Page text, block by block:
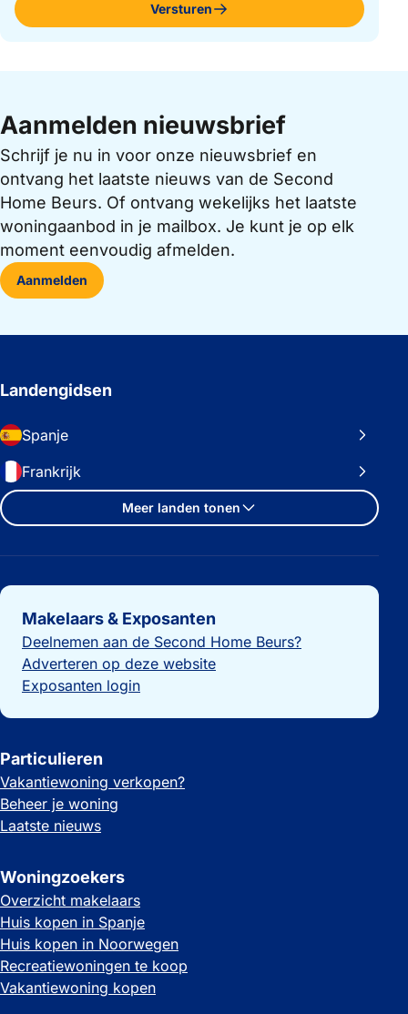
Versturen
Aanmelden nieuwsbrief
Schrijf je nu in voor onze nieuwsbrief en
ontvang het laatste nieuws van de Second
Home Beurs. Of ontvang wekelijks het laatste
woningaanbod in je mailbox. Je kunt je op elk
moment eenvoudig afmelden.
Aanmelden
Landengidsen
Spanje
Frankrijk
Meer landen tonen
Belangrijke links
Makelaars & Exposanten
Deelnemen aan de Second Home Beurs?
Adverteren op deze website
Exposanten login
Particulieren
Vakantiewoning verkopen?
Beheer je woning
Laatste nieuws
Woningzoekers
Overzicht makelaars
Huis kopen in Spanje
Huis kopen in Noorwegen
Recreatiewoningen te koop
Vakantiewoning kopen